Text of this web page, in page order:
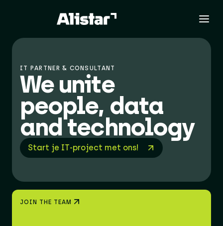
IT PARTNER & CONSULTANT
We unite ​
people, data ​
and technology
Start je IT-project met ons!
JOIN THE TEAM